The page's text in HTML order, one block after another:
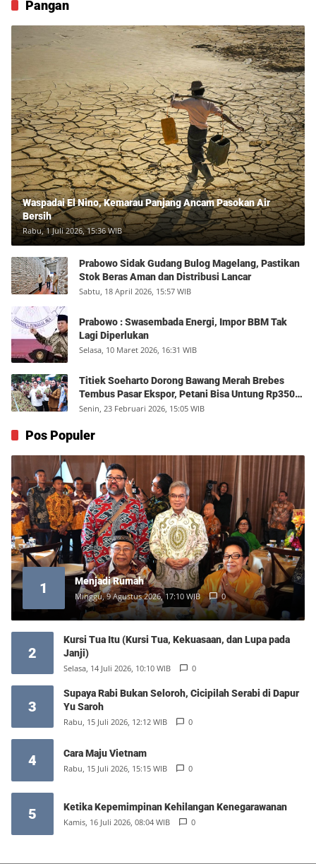
Pangan
Waspadai El Nino, Kemarau Panjang Ancam Pasokan Air
Bersih
Rabu, 1 Juli 2026, 15:36 WIB
Prabowo Sidak Gudang Bulog Magelang, Pastikan
Stok Beras Aman dan Distribusi Lancar
Sabtu, 18 April 2026, 15:57 WIB
Prabowo : Swasembada Energi, Impor BBM Tak
Lagi Diperlukan
Selasa, 10 Maret 2026, 16:31 WIB
Titiek Soeharto Dorong Bawang Merah Brebes
Tembus Pasar Ekspor, Petani Bisa Untung Rp350
Juta per Hektare
Senin, 23 Februari 2026, 15:05 WIB
Pos Populer
1 Menjadi Rumah
Minggu, 9 Agustus 2026, 17:10 WIB 0
2
Kursi Tua Itu (Kursi Tua, Kekuasaan, dan Lupa pada
Janji)
Selasa, 14 Juli 2026, 10:10 WIB 0
3
Supaya Rabi Bukan Seloroh, Cicipilah Serabi di Dapur
Yu Saroh
Rabu, 15 Juli 2026, 12:12 WIB 0
4 Cara Maju Vietnam
Rabu, 15 Juli 2026, 15:15 WIB 0
5 Ketika Kepemimpinan Kehilangan Kenegarawanan
Kamis, 16 Juli 2026, 08:04 WIB 0